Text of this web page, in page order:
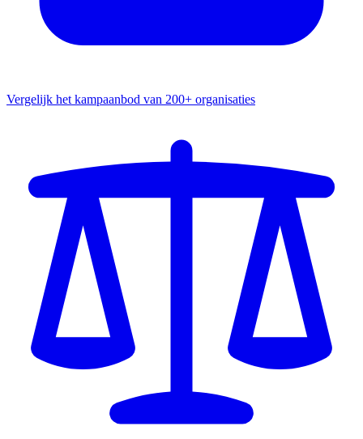
Vergelijk het kampaanbod van 200+ organisaties